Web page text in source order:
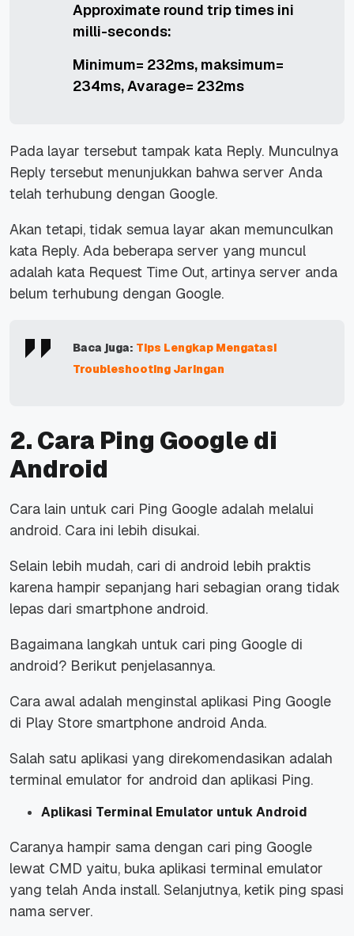
Approximate round trip times ini
milli-seconds:
Minimum= 232ms, maksimum=
234ms, Avarage= 232ms
Pada layar tersebut tampak kata Reply. Munculnya
Reply tersebut menunjukkan bahwa server Anda
telah terhubung dengan Google.
Akan tetapi, tidak semua layar akan memunculkan
kata Reply. Ada beberapa server yang muncul
adalah kata Request Time Out, artinya server anda
belum terhubung dengan Google.
Baca juga: Tips Lengkap Mengatasi
Troubleshooting Jaringan
2. Cara Ping Google di
Android
Cara lain untuk cari Ping Google adalah melalui
android. Cara ini lebih disukai.
Selain lebih mudah, cari di android lebih praktis
karena hampir sepanjang hari sebagian orang tidak
lepas dari smartphone android.
Bagaimana langkah untuk cari ping Google di
android? Berikut penjelasannya.
Cara awal adalah menginstal aplikasi Ping Google
di Play Store smartphone android Anda.
Salah satu aplikasi yang direkomendasikan adalah
terminal emulator for android dan aplikasi Ping.
Aplikasi Terminal Emulator untuk Android
Caranya hampir sama dengan cari ping Google
lewat CMD yaitu, buka aplikasi terminal emulator
yang telah Anda install. Selanjutnya, ketik ping spasi
nama server.